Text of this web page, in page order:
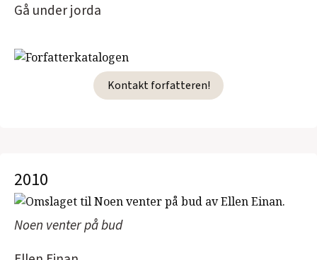
Gå under jorda
Kontakt forfatteren!
2010
Noen venter på bud